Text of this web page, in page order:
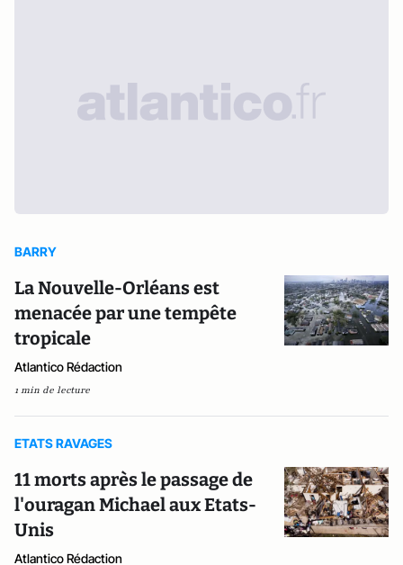
BARRY
La Nouvelle-Orléans est
menacée par une tempête
tropicale
Atlantico Rédaction
1 min de lecture
ETATS RAVAGES
11 morts après le passage de
l'ouragan Michael aux Etats-
Unis
Atlantico Rédaction